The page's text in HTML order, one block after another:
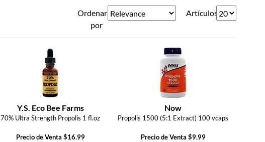
Ordenar
por
Artículos
Y.S. Eco Bee Farms
70% Ultra Strength Propolis 1 fl.oz
Precio de Venta $16.99
Now
Propolis 1500 (5:1 Extract) 100 vcaps
Precio de Venta $9.99